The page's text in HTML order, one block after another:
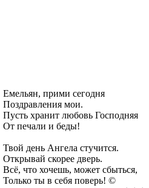
Емельян, прими сегодня
Поздравления мои.
Пусть хранит любовь Господняя
От печали и беды!
Твой день Ангела стучится.
Открывай скорее дверь.
Всё, что хочешь, может сбыться,
Только ты в себя поверь! ©